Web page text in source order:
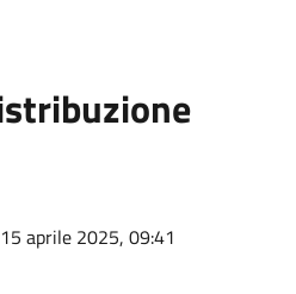
aprile 2025, 09:41